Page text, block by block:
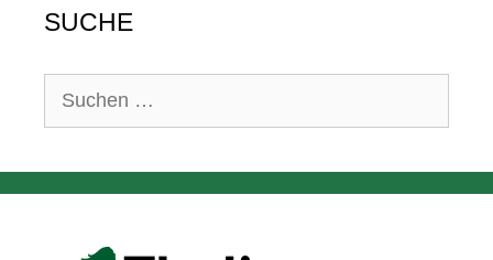
SUCHE
Suchen